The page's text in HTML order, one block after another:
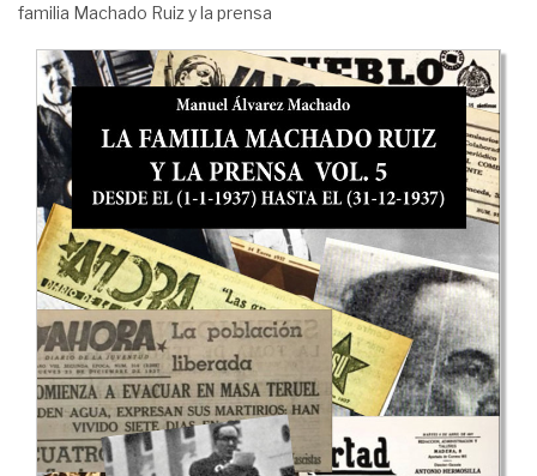
familia Machado Ruiz y la prensa